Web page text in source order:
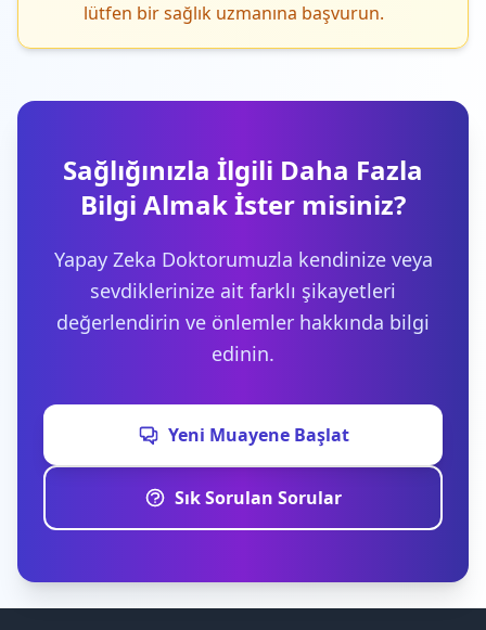
lütfen bir sağlık uzmanına başvurun.
Sağlığınızla İlgili Daha Fazla
Bilgi Almak İster misiniz?
Yapay Zeka Doktorumuzla kendinize veya
sevdiklerinize ait farklı şikayetleri
değerlendirin ve önlemler hakkında bilgi
edinin.
Yeni Muayene Başlat
Sık Sorulan Sorular